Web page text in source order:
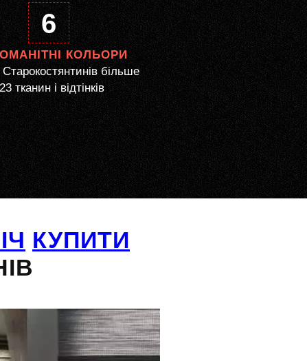
6
КОЛЬОРИ
більше
тканин і відтінків
КУПИТИ